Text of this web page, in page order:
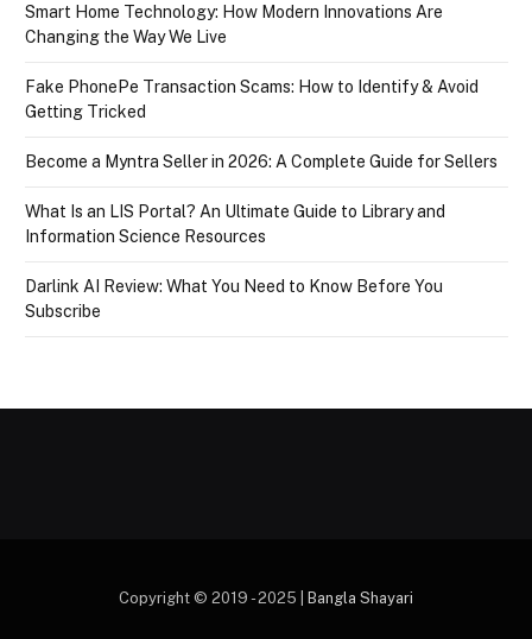
Smart Home Technology: How Modern Innovations Are
Changing the Way We Live
Fake PhonePe Transaction Scams: How to Identify & Avoid
Getting Tricked
Become a Myntra Seller in 2026: A Complete Guide for Sellers
What Is an LIS Portal? An Ultimate Guide to Library and
Information Science Resources
Darlink AI Review: What You Need to Know Before You
Subscribe
Copyright © 2019 - 2025 | Bangla Shayari